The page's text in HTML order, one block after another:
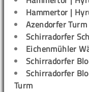
Hammertor |
Azendorfer Turm
Schirradorfer
Eichenmühler
Schirradorfer
Schirradorfer
Turm